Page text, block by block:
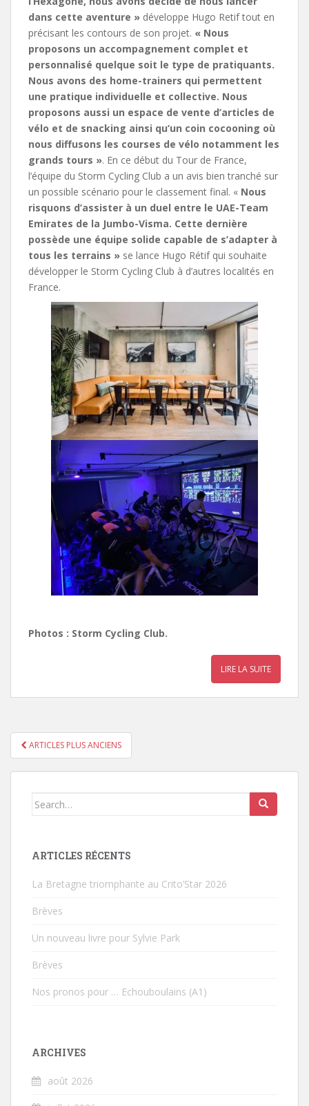
dans cette aventure » développe Hugo Retif tout en
précisant les contours de son projet. « Nous
proposons un accompagnement complet et
personnalisé quelque soit le type de pratiquants.
Nous avons des home-trainers qui permettent
une pratique individuelle et collective. Nous
proposons aussi un espace de vente d’articles de
vélo et de snacking ainsi qu’un coin cocooning où
nous diffusons les courses de vélo notamment les
grands tours ». En ce début du Tour de France,
l’équipe du Storm Cycling Club a un avis bien tranché sur
un possible scénario pour le classement final. « Nous
risquons d’assister à un duel entre le UAE-Team
Emirates de la Jumbo-Visma. Cette dernière
possède une équipe solide capable de s’adapter à
tous les terrains » se lance Hugo Rétif qui souhaite
développer le Storm Cycling Club à d’autres localités en
France.
Photos : Storm Cycling Club.
LIRE LA SUITE
PAGINATION DES ARTICLES
ARTICLES PLUS ANCIENS
Search for:
ARTICLES RÉCENTS
La Bretagne triomphante au Crito’Star 2026
Brèves
Un nouveau livre pour Sylvie Park
Brèves
Nos pronos pour … Echouboulains (A1)
ARCHIVES
août 2026